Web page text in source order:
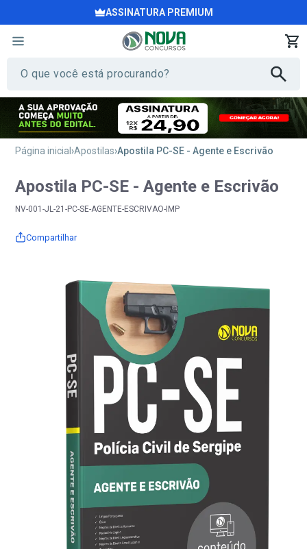
ASSINATURA PREMIUM
Página inicial Apostilas Apostila PC-SE - Agente e Escrivão
Apostila PC-SE - Agente e Escrivão
NV-001-JL-21-PC-SE-AGENTE-ESCRIVAO-IMP
Compartilhar